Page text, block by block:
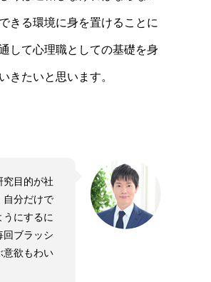
きる環境に身を置けることに
して心理職としての基礎を身
きたいと思います。
究目的が社
自分だけで
にするに
回ブラッシ
意欲もわい